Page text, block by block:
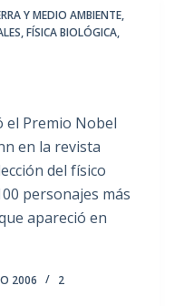
Y MEDIO AMBIENTE,
,FÍSICA BIOLÓGICA,
el Premio Nobel
en la revista
del físico
personajes más
apareció en
2006
2